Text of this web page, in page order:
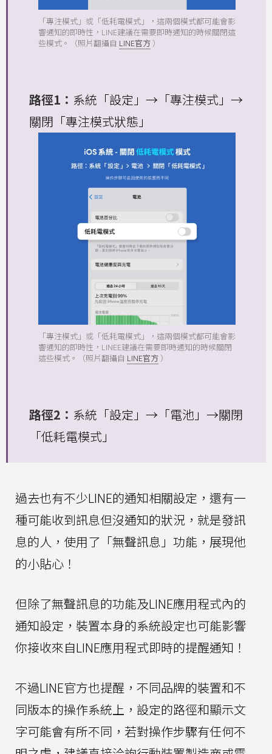
「專注模式」或「低耗電模式」，這兩個模式都可能會影
響通知的即時性，LINE建議在需要即時通知的時候關閉這
些模式。（照片翻攝自 LINE官方 ）
路徑1： 系統「設定」→「專注模式」→
關閉「專注模式狀態」
「專注模式」或「低耗電模式」，這兩個模式都可能會影
響通知的即時性，LINEE建議在需要即時通知的時候關閉
這些模式。（照片翻攝自 LINE官方 ）
路徑2： 系統「設定」→「電池」→關閉
「低耗電模式」
過去也有不少LINE的通知相關設定，還有一
種可能收到訊息但沒通知的狀況，就是發訊
息的人，使用了「無聲訊息」功能，展現他
的小貼心！
但除了無聲訊息的功能及LINE應用程式內的
通知設定，裝置本身的系統設定也可能影響
你接收來自LINE應用程式即時的提醒通知！
不過LINE官方也提醒，不同品牌的裝置和不
同版本的操作系統上，設定的路徑和顯示文
字可能會有所不同，若對操作步驟有任何不